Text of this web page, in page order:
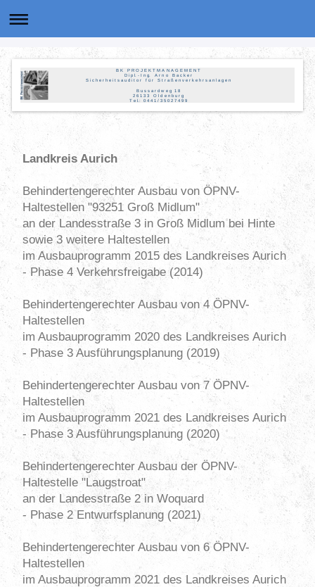
B K P R O J E K T M A N A G E M E N T
D i p l. - I n g. A r n o B a c k e r
S i c h e r h e i t s a u d i t o r f ü r S t r a ß e n v e r k e h r s a n l a g e n
B u s s a r d w e g 1 8
2 6 1 3 3 O l d e n b u r g
T e l.: 0 4 4 1 / 3 5 0 2 7 4 9 9
Landkreis Aurich
Behindertengerechter Ausbau von ÖPNV-
Haltestellen "93251 Groß Midlum"
an der Landesstraße 3 in Groß Midlum bei Hinte
sowie 3 weitere Haltestellen
im Ausbauprogramm 2015 des Landkreises Aurich
- Phase 4 Verkehrsfreigabe (2014)
Behindertengerechter Ausbau von 4 ÖPNV-
Haltestellen
im Ausbauprogramm 2020 des Landkreises Aurich
- Phase 3 Ausführungsplanung (2019)
Behindertengerechter Ausbau von 7 ÖPNV-
Haltestellen
im Ausbauprogramm 2021 des Landkreises Aurich
- Phase 3 Ausführungsplanung (2020)
Behindertengerechter Ausbau der ÖPNV-
Haltestelle "Laugstroat"
an der Landesstraße 2 in Woquard
- Phase 2 Entwurfsplanung (2021)
Behindertengerechter Ausbau von 6 ÖPNV-
Haltestellen
im Ausbauprogramm 2021 des Landkreises Aurich